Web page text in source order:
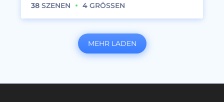
38 SZENEN 4 GRÖSSEN
MEHR LADEN